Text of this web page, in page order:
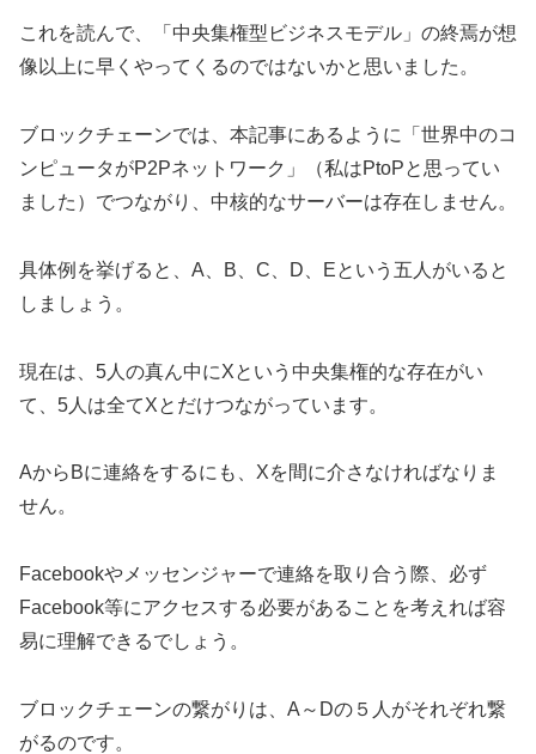
これを読んで、「中央集権型ビジネスモデル」の終焉が想
像以上に早くやってくるのではないかと思いました。
ブロックチェーンでは、本記事にあるように「世界中のコ
ンピュータがP2Pネットワーク」（私はPtoPと思ってい
ました）でつながり、中核的なサーバーは存在しません。
具体例を挙げると、A、B、C、D、Eという五人がいると
しましょう。
現在は、5人の真ん中にXという中央集権的な存在がい
て、5人は全てXとだけつながっています。
AからBに連絡をするにも、Xを間に介さなければなりま
せん。
Facebookやメッセンジャーで連絡を取り合う際、必ず
Facebook等にアクセスする必要があることを考えれば容
易に理解できるでしょう。
ブロックチェーンの繋がりは、A～Dの５人がそれぞれ繋
がるのです。